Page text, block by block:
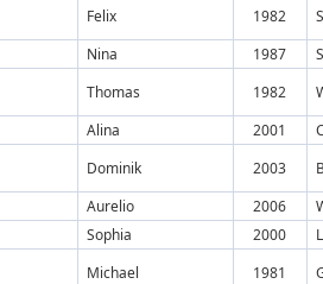
Felix 1982
Nina 1987
Thomas 1982
Alina 2001
Dominik 2003
Aurelio 2006
Sophia 2000
Michael 1981